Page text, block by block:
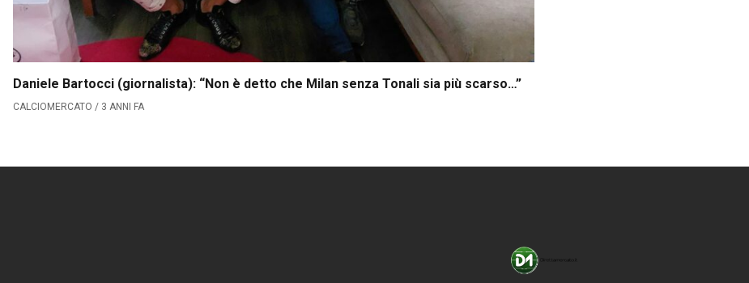
Daniele Bartocci (giornalista): “Non è detto che Milan senza Tonali sia più scarso…”
CALCIOMERCATO / 3 ANNI FA